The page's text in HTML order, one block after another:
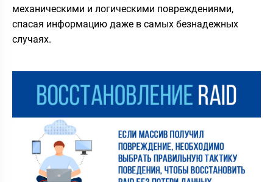
механическими и логическими повреждениями,
спасая информацию даже в самых безнадежных
случаях.